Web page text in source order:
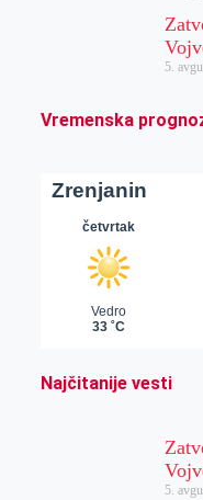
5.
Vremenska
Najčitanije vesti
5.